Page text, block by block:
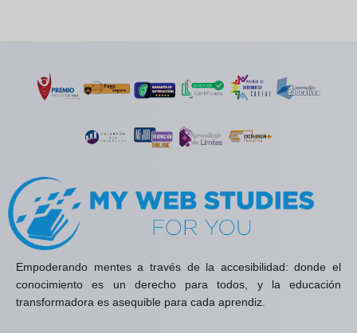
Empoderando mentes a través de la accesibilidad: donde el
conocimiento es un derecho para todos, y la educación
transformadora es asequible para cada aprendiz.